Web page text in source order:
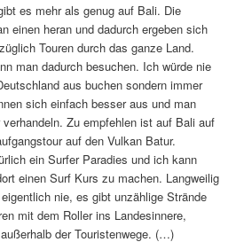
es mehr als genug auf Bali. Die
einen heran und dadurch ergeben sich
Touren durch das ganze Land.
man dadurch besuchen. Ich würde nie
aus buchen sondern immer
sich einfach besser aus und man
Zu empfehlen ist auf Bali auf
auf den Vulkan Batur.
ein Surfer Paradies und ich kann
einen Surf Kurs zu machen. Langweilig
nie, es gibt unzählige Strände
mit dem Roller ins Landesinnere,
der Touristenwege. (…)